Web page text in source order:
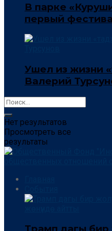
В парке
первый
Ушел из жизни
Валерий
Нет результатов
Просмотреть все
результаты